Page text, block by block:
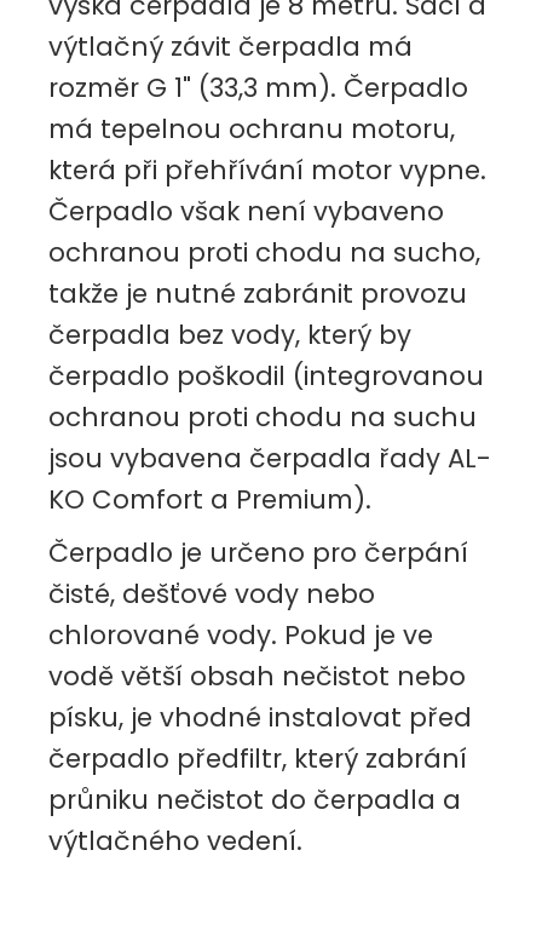
výtlačný závit čerpadla má
rozměr G 1" (33,3 mm). Čerpadlo
má tepelnou ochranu motoru,
která při přehřívání motor vypne.
Čerpadlo však není vybaveno
ochranou proti chodu na sucho,
takže je nutné zabránit provozu
čerpadla bez vody, který by
čerpadlo poškodil (integrovanou
ochranou proti chodu na suchu
jsou vybavena čerpadla řady AL-
KO Comfort a Premium).
Čerpadlo je určeno pro čerpání
čisté, dešťové vody nebo
chlorované vody. Pokud je ve
vodě větší obsah nečistot nebo
písku, je vhodné instalovat před
čerpadlo předfiltr, který zabrání
průniku nečistot do čerpadla a
výtlačného vedení.